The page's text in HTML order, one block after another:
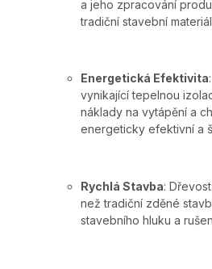
a jeho zpracování
tradiční stavební
Energetická Efektivita
vynikající tepelnou
náklady na vytápění a
energeticky efektivní a
Rychlá Stavba:
než tradiční zděné
stavebního hluku a